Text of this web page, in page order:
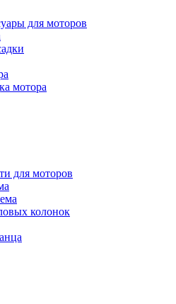
для моторов
мотора
для моторов
колонок